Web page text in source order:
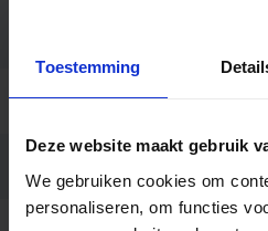
Toestemming
Deze website maakt gebruik
We gebruiken cookies om
personaliseren, om functies
Lengte (mm)